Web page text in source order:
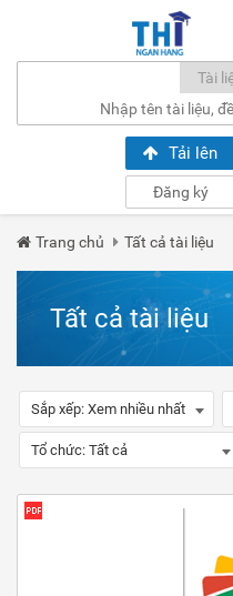
Tải lên
Đăng ký
Trang chủ Tất cả tài liệu
Tất cả tài liệu
Sắp xếp: Xem nhiều nhất
Tổ chức: Tất cả